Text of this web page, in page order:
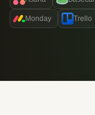
Monday Trello